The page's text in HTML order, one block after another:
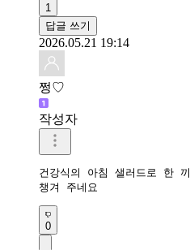
1
답글 쓰기
2026.05.21 19:14
쩡♡
작성자
건강식의 아침 샐러드로 한 끼
챙겨 주네요
0